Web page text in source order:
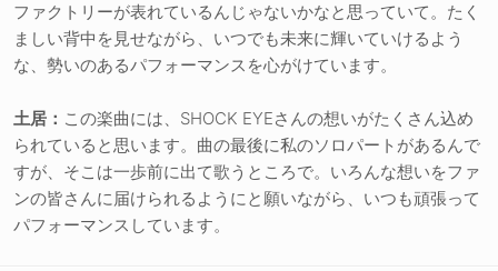
ファクトリーが表れているんじゃないかなと思っていて。たく
ましい背中を見せながら、いつでも未来に輝いていけるよう
な、勢いのあるパフォーマンスを心がけています。
土居： この楽曲には、SHOCK EYEさんの想いがたくさん込め
られていると思います。曲の最後に私のソロパートがあるんで
すが、そこは一歩前に出て歌うところで。いろんな想いをファ
ンの皆さんに届けられるようにと願いながら、いつも頑張って
パフォーマンスしています。